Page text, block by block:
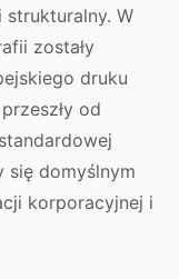
strukturalny. W
zostały
druku
od
się domyślnym
korporacyjnej i